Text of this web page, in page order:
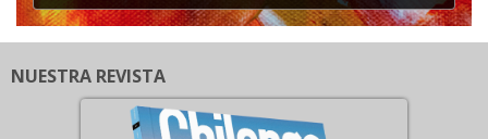
NUESTRA REVISTA